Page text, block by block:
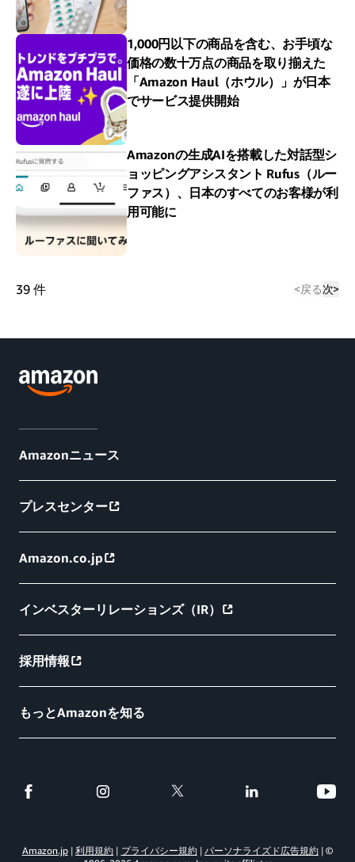
1,000円以下の商品を含む、お手頃な
価格の数十万点の商品を取り揃えた
「Amazon Haul（ホウル）」が日本
でサービス提供開始
Amazonの生成AIを搭載した対話型シ
ョッピングアシスタント Rufus（ルー
ファス）、日本のすべてのお客様が利
用可能に
39 件 <戻る次>
Amazonニュース
プレスセンター
Amazon.co.jp
インベスターリレーションズ（IR）
採用情報
もっとAmazonを知る
Amazon.jp 利用規約 プライバシー規約 パーソナライズド広告規約
©